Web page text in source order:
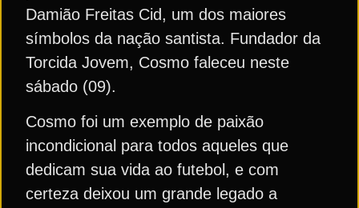
Damião Freitas Cid, um dos maiores
símbolos da nação santista. Fundador da
Torcida Jovem, Cosmo faleceu neste
sábado (09).
Cosmo foi um exemplo de paixão
incondicional para todos aqueles que
dedicam sua vida ao futebol, e com
certeza deixou um grande legado a